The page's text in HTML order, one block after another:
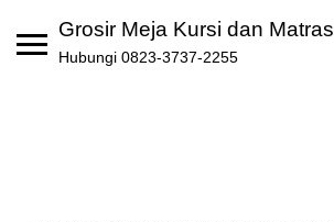
Grosir Meja Kursi dan Matras
Hubungi 0823-3737-2255